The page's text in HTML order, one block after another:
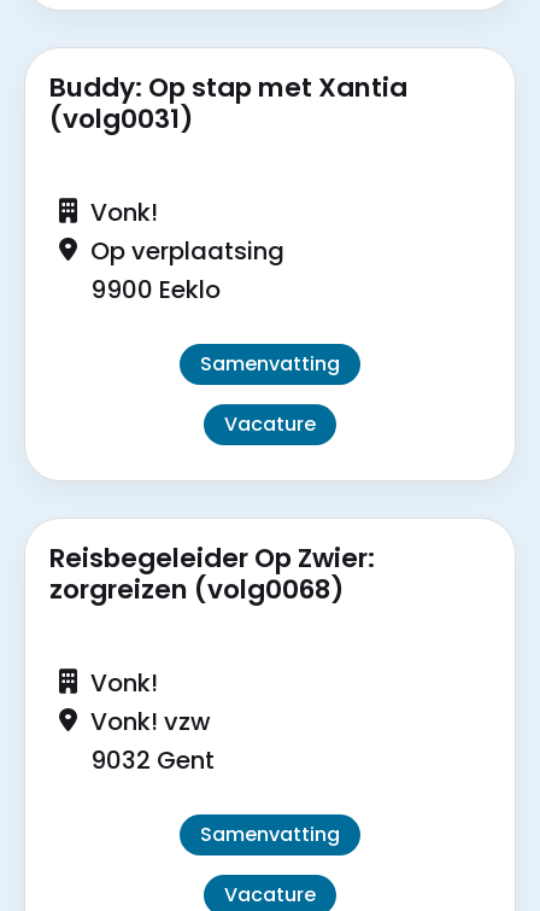
Buddy: Op stap met Xantia
(volg0031)
Vonk!
Op verplaatsing
9900 Eeklo
Samenvatting
Vacature
Reisbegeleider Op Zwier:
zorgreizen (volg0068)
Vonk!
Vonk! vzw
9032 Gent
Samenvatting
Vacature